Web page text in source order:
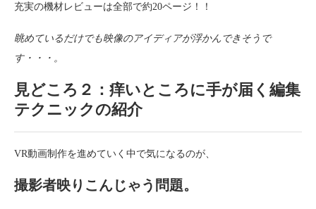
充実の機材レビューは全部で約20ページ！！
眺めているだけでも映像のアイディアが浮かんできそうで
す・・・。
見どころ ２：痒いところに手が届く編集
テクニックの紹介
VR動画制作を進めていく中で気になるのが、
撮影者映りこんじゃう問題。